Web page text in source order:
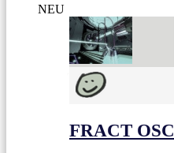
NEU
FRACT OSC